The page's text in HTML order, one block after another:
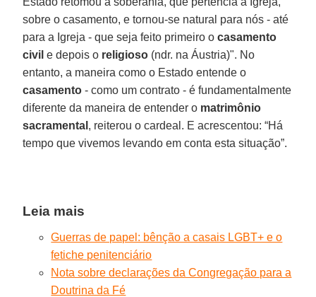
sobre o casamento, e tornou-se natural para nós - até
para a Igreja - que seja feito primeiro ocasamento
civil e depois o religioso (ndr. na Áustria)". No
entanto, a maneira como o Estado entende o
casamento - como um contrato - é fundamentalmente
diferente da maneira de entender o matrimônio
sacramental , reiterou o cardeal. E acrescentou: “Há
tempo que vivemos levando em conta esta situação”.
Leia mais
Guerras de papel: bênção a casais LGBT+ e o
fetiche penitenciário
Nota sobre declarações da Congregação para a
Doutrina da Fé